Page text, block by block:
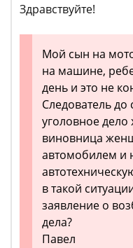
Здравствуйте!
Мой сын на
на машине,
день и это не
Следователь
уголовное дело
виновница
автомобилем и
в такой
заявление о
дела?
Павел